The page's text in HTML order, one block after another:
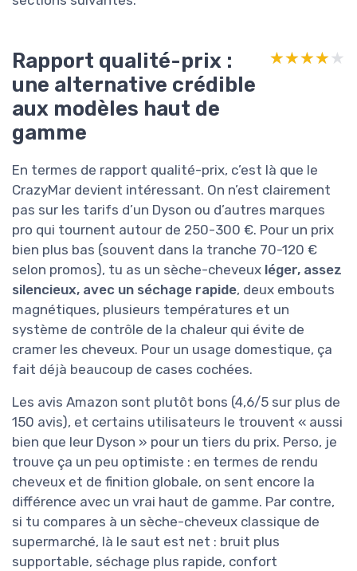
Rapport qualité-prix :
une alternative crédible
aux modèles haut de
gamme
★★★★★
★★★★★
En termes de rapport qualité-prix, c’est là que le
CrazyMar devient intéressant. On n’est clairement
pas sur les tarifs d’un Dyson ou d’autres marques
pro qui tournent autour de 250-300 €. Pour un prix
bien plus bas (souvent dans la tranche 70-120 €
selon promos), tu as un sèche-cheveux léger, assez
silencieux, avec un séchage rapide, deux embouts
magnétiques, plusieurs températures et un
système de contrôle de la chaleur qui évite de
cramer les cheveux. Pour un usage domestique, ça
fait déjà beaucoup de cases cochées.
Les avis Amazon sont plutôt bons (4,6/5 sur plus de
150 avis), et certains utilisateurs le trouvent « aussi
bien que leur Dyson » pour un tiers du prix. Perso, je
trouve ça un peu optimiste : en termes de rendu
cheveux et de finition globale, on sent encore la
différence avec un vrai haut de gamme. Par contre,
si tu compares à un sèche-cheveux classique de
supermarché, là le saut est net : bruit plus
supportable, séchage plus rapide, confort